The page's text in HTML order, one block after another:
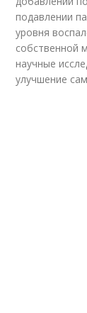
подавлении
уровня
собственной
научные
улучшение